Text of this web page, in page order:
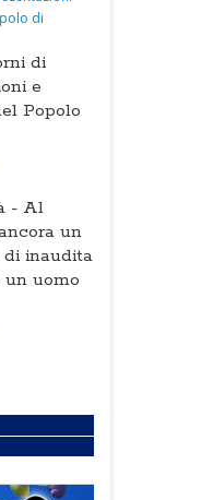
di
e
Popolo
- Al
un
di inaudita
uomo